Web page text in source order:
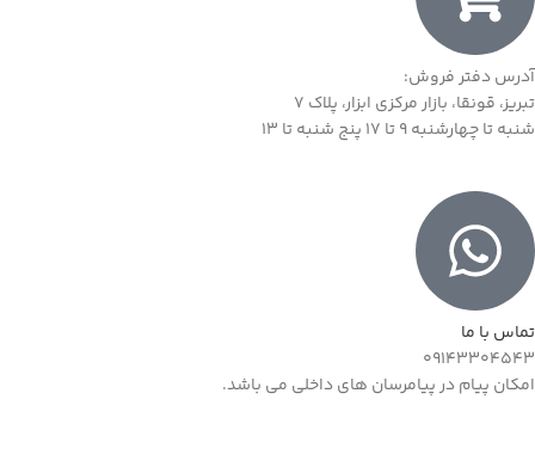
آدرس دفتر فروش:
تبریز، قونقا، بازار مرکزی ابزار، پلاک 7
شنبه تا چهارشنبه 9 تا 17 پنج شنبه تا 13
تماس با ما
09143304543
امکان پیام در پیامرسان های داخلی می باشد.